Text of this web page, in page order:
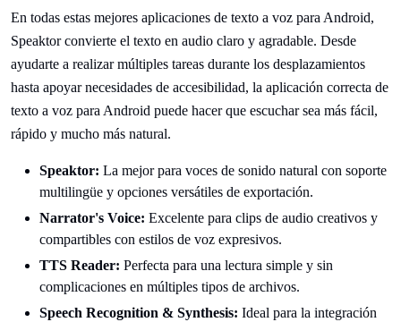
En todas estas mejores aplicaciones de texto a voz para Android,
Speaktor convierte el texto en audio claro y agradable. Desde
ayudarte a realizar múltiples tareas durante los desplazamientos
hasta apoyar necesidades de accesibilidad, la aplicación correcta de
texto a voz para Android puede hacer que escuchar sea más fácil,
rápido y mucho más natural.
Speaktor: La mejor para voces de sonido natural con soporte
multilingüe y opciones versátiles de exportación.
Narrator's Voice: Excelente para clips de audio creativos y
compartibles con estilos de voz expresivos.
TTS Reader: Perfecta para una lectura simple y sin
complicaciones en múltiples tipos de archivos.
Speech Recognition & Synthesis: Ideal para la integración